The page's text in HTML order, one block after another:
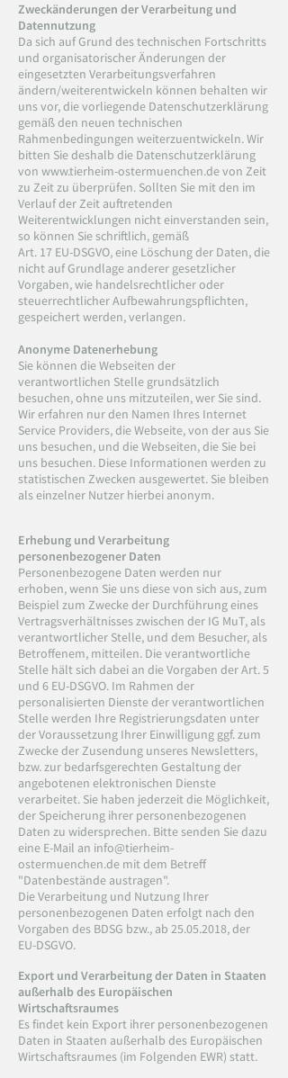
Zweckänderungen der Verarbeitung und
Datennutzung
Da sich auf Grund des technischen Fortschritts
und organisatorischer Änderungen der
eingesetzten Verarbeitungsverfahren
ändern/weiterentwickeln können behalten wir
uns vor, die vorliegende Datenschutzerklärung
gemäß den neuen technischen
Rahmenbedingungen weiterzuentwickeln. Wir
bitten Sie deshalb die Datenschutzerklärung
von www.tierheim-ostermuenchen.devon Zeit
zu Zeit zu überprüfen. Sollten Sie mit den im
Verlauf der Zeit auftretenden
Weiterentwicklungen nicht einverstanden sein,
so können Sie schriftlich, gemäß
Art. 17 EU-DSGVO, eine Löschung der Daten, die
nicht auf Grundlage anderer gesetzlicher
Vorgaben, wie handelsrechtlicher oder
steuerrechtlicher Aufbewahrungspflichten,
gespeichert werden, verlangen.
Anonyme Datenerhebung
Sie können die Webseiten der
verantwortlichen Stelle grundsätzlich
besuchen, ohne uns mitzuteilen, wer Sie sind.
Wir erfahren nur den Namen Ihres Internet
Service Providers, die Webseite, von der aus Sie
uns besuchen, und die Webseiten, die Sie bei
uns besuchen. Diese Informationen werden zu
statistischen Zwecken ausgewertet. Sie bleiben
als einzelner Nutzer hierbei anonym.
Erhebung und Verarbeitung
personenbezogener Daten
Personenbezogene Daten werden nur
erhoben, wenn Sie uns diese von sich aus, zum
Beispiel zum Zwecke der Durchführung eines
Vertragsverhältnisses zwischen der IG MuT, als
verantwortlicher Stelle, und dem Besucher, als
Betroffenem, mitteilen. Die verantwortliche
Stelle hält sich dabei an die Vorgaben der Art. 5
und 6 EU-DSGVO. Im Rahmen der
personalisierten Dienste der verantwortlichen
Stelle werden Ihre Registrierungsdaten unter
der Voraussetzung Ihrer Einwilligung ggf. zum
Zwecke der Zusendung unseres Newsletters,
bzw. zur bedarfsgerechten Gestaltung der
angebotenen elektronischen Dienste
verarbeitet. Sie haben jederzeit die Möglichkeit,
der Speicherung ihrer personenbezogenen
Daten zu widersprechen. Bitte senden Sie dazu
eine E-Mail an info@tierheim-
ostermuenchen.de mit dem Betreff
"Datenbestände austragen".
Die Verarbeitung und Nutzung Ihrer
personenbezogenen Daten erfolgt nach den
Vorgaben des BDSG bzw., ab 25.05.2018, der
EU-DSGVO.
Export und Verarbeitung der Daten in Staaten
außerhalb des Europäischen
Wirtschaftsraumes
Es findet kein Export ihrer personenbezogenen
Daten in Staaten außerhalb des Europäischen
Wirtschaftsraumes (im Folgenden EWR) statt.